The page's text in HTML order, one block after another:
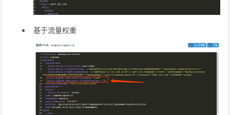
基于流量权重